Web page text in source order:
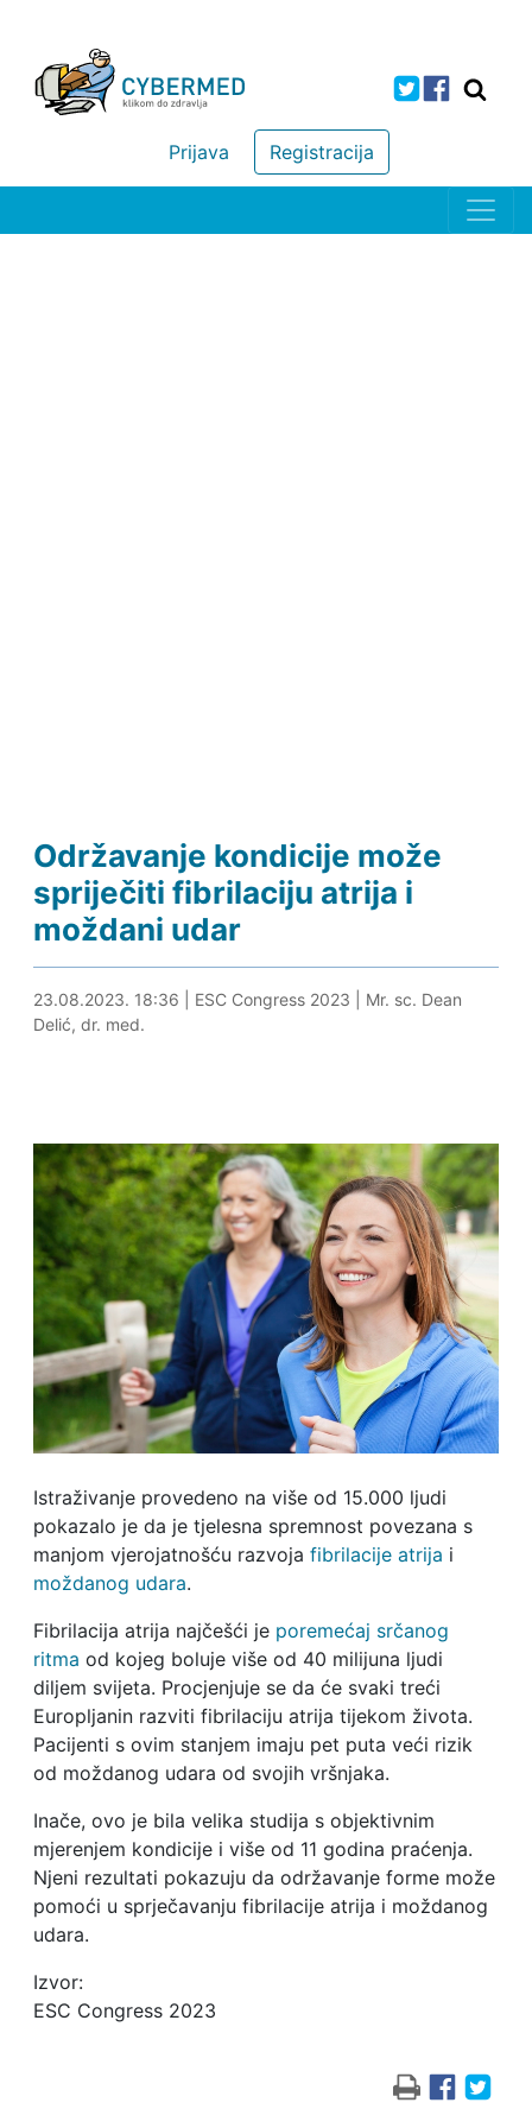
Registracija
Prijava
Održavanje kondicije može
spriječiti fibrilaciju atrija i
moždani udar
23.08.2023. 18:47
23.08.2023. 18:36 ESC Congress 2023
Mr. sc. Dean
Delić, dr. med.
Istraživanje provedeno na više od 15.000 ljudi
pokazalo je da je tjelesna spremnost povezana s
manjom vjerojatnošću razvoja fibrilacije atrija i
moždanog udara.
Fibrilacija atrija najčešći je poremećaj srčanog
ritma od kojeg boluje više od 40 milijuna ljudi
diljem svijeta. Procjenjuje se da će svaki treći
Europljanin razviti fibrilaciju atrija tijekom života.
Pacijenti s ovim stanjem imaju pet puta veći rizik
od moždanog udara od svojih vršnjaka.
Inače, ovo je bila velika studija s objektivnim
mjerenjem kondicije i više od 11 godina praćenja.
Njeni rezultati pokazuju da održavanje forme može
pomoći u sprječavanju fibrilacije atrija i moždanog
udara.
Izvor:
ESC Congress 2023